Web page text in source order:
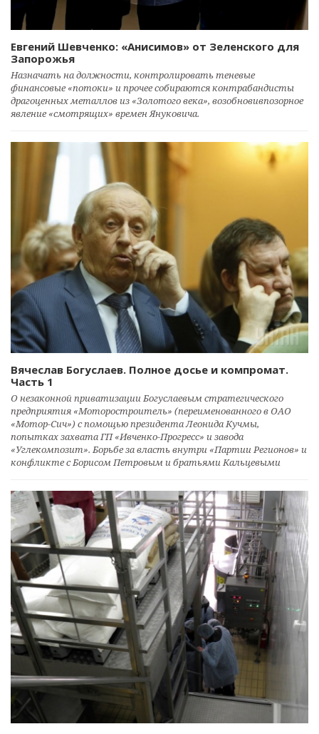
Евгений Шевченко: «Анисимов» от Зеленского для
Запорожья
Назначать на должности, контролировать теневые
финансовые «потоки» и прочее собираются контрабандисты
драгоценных металлов из «Золотого века», возобновивпозорное
явление «смотрящих» времен Януковича.
Вячеслав Богуслаев. Полное досье и компромат.
Часть 1
О незаконной приватизации Богуслаевым стратегического
предприятия «Моторостроитель» (переименованного в ОАО
«Мотор-Сич») с помощью президента Леонида Кучмы,
попытках захвата ГП «Ивченко-Прогресс» и завода
«Углекомпозит». Борьбе за власть внутри «Партии Регионов» и
конфликте с Борисом Петровым и братьями Кальцевыми